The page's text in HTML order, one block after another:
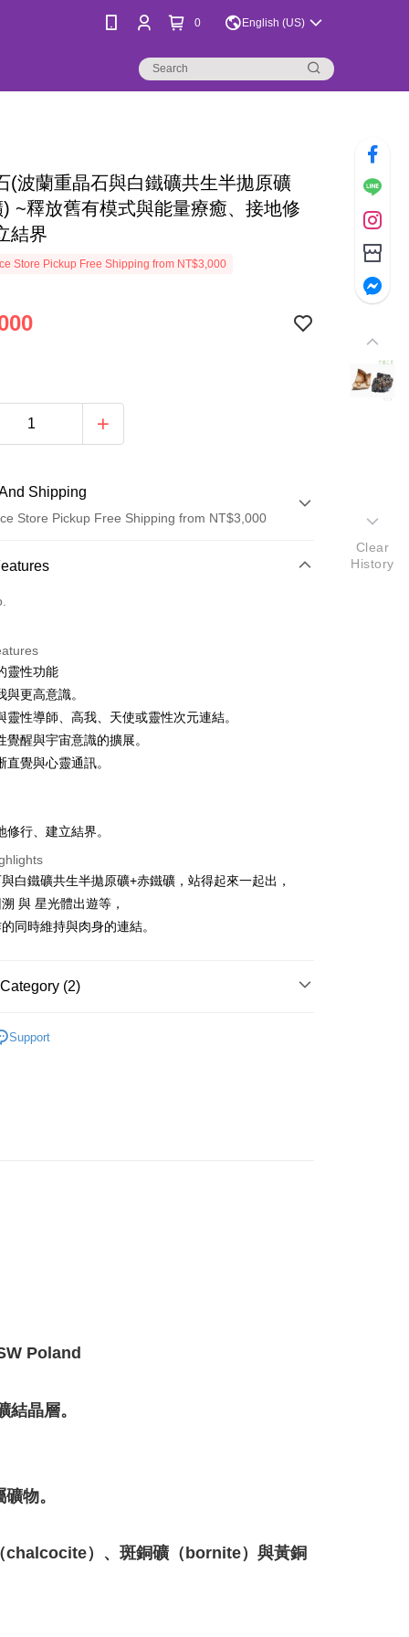
0 English (US)
(波蘭重晶石與白鐵礦共生半拋原礦
~釋放舊有模式與能量療癒、接地修
結界
Store Pickup Free Shipping from NT$3,000
Shipping
Store Pickup Free Shipping from NT$3,000
(Full Payment)
Store Pickup and Pay
| Free shipping on orders of NT$3,000 or more
| Free shipping on orders of NT$3,000 or more
靈性功能
與更高意識。
靈性導師、高我、天使或靈性次元連結。
覺醒與宇宙意識的擴展。
直覺與心靈通訊。
修行、建立結界。
白鐵礦共生半拋原礦+赤鐵礦，站得起來一起出，
與 星光體出遊等，
同時維持與肉身的連結。
(2)
Support
Poland
晶層。
物。
chalcocite）、斑銅礦（bornite）與黃銅
Clear
History